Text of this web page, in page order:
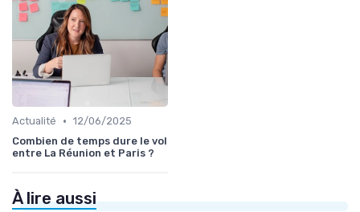
Actualité • 12/06/2025
Combien de temps dure le vol
entre La Réunion et Paris ?
À lire aussi